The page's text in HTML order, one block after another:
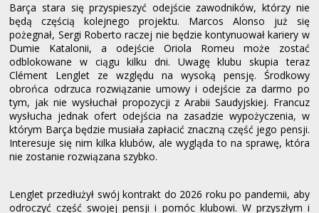
Barça stara się przyspieszyć odejście zawodników, którzy nie
będą częścią kolejnego projektu. Marcos Alonso już się
pożegnał, Sergi Roberto raczej nie będzie kontynuował kariery w
Dumie Katalonii, a odejście Oriola Romeu może zostać
odblokowane w ciągu kilku dni. Uwagę klubu skupia teraz
Clément Lenglet ze względu na wysoką pensję. Środkowy
obrońca odrzuca rozwiązanie umowy i odejście za darmo po
tym, jak nie wysłuchał propozycji z Arabii Saudyjskiej. Francuz
wysłucha jednak ofert odejścia na zasadzie wypożyczenia, w
którym Barça będzie musiała zapłacić znaczną część jego pensji.
Interesuje się nim kilka klubów, ale wygląda to na sprawę, która
nie zostanie rozwiązana szybko.
Lenglet przedłużył swój kontrakt do 2026 roku po pandemii, aby
odroczyć część swojej pensji i pomóc klubowi. W przyszłym i